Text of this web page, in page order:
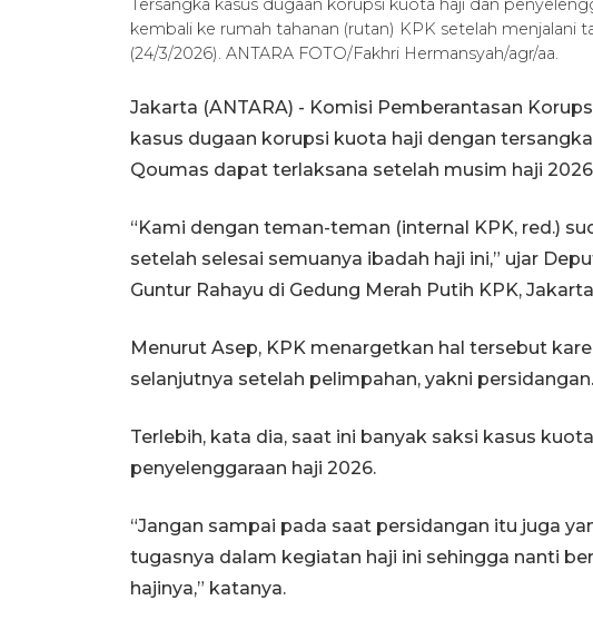
Tersangka kasus dugaan korupsi kuota haji dan
kembali ke rumah tahanan (rutan) KPK setelah menjalani
(24/3/2026). ANTARA FOTO/Fakhri Hermansyah/agr/aa.
Jakarta (ANTARA) - Komisi Pemberantasan
kasus dugaan korupsi kuota haji dengan
Qoumas dapat terlaksana setelah musim haji
“Kami dengan teman-teman (internal KPK, red.)
setelah selesai semuanya ibadah haji ini,” ujar
Guntur Rahayu di Gedung Merah Putih KPK,
Menurut Asep, KPK menargetkan hal tersebut
selanjutnya setelah pelimpahan, yakni persidangan.
Terlebih, kata dia, saat ini banyak saksi kasus
penyelenggaraan haji 2026.
“Jangan sampai pada saat persidangan itu juga
tugasnya dalam kegiatan haji ini sehingga nanti
hajinya,” katanya.